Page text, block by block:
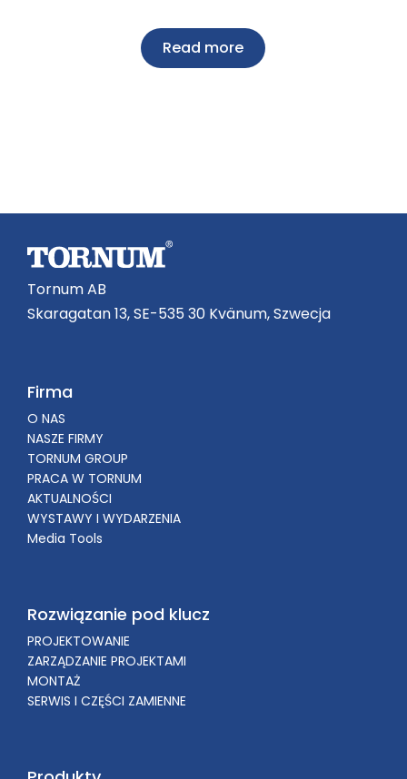
Read more
Tornum AB
Skaragatan 13, SE-535 30 Kvänum, Szwecja
Firma
O NAS
NASZE FIRMY
TORNUM GROUP
PRACA W TORNUM
AKTUALNOŚCI
WYSTAWY I WYDARZENIA
Media Tools
Rozwiązanie pod klucz
PROJEKTOWANIE
ZARZĄDZANIE PROJEKTAMI
MONTAŻ
SERWIS I CZĘŚCI ZAMIENNE